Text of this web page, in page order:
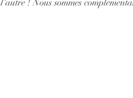
l'autre ! Nous sommes